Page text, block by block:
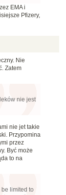
EMA i
Pfizery,
Nie
Zatem
nie jest
nie jet takie
Przypomina
przez
Być może
to na
be limited to